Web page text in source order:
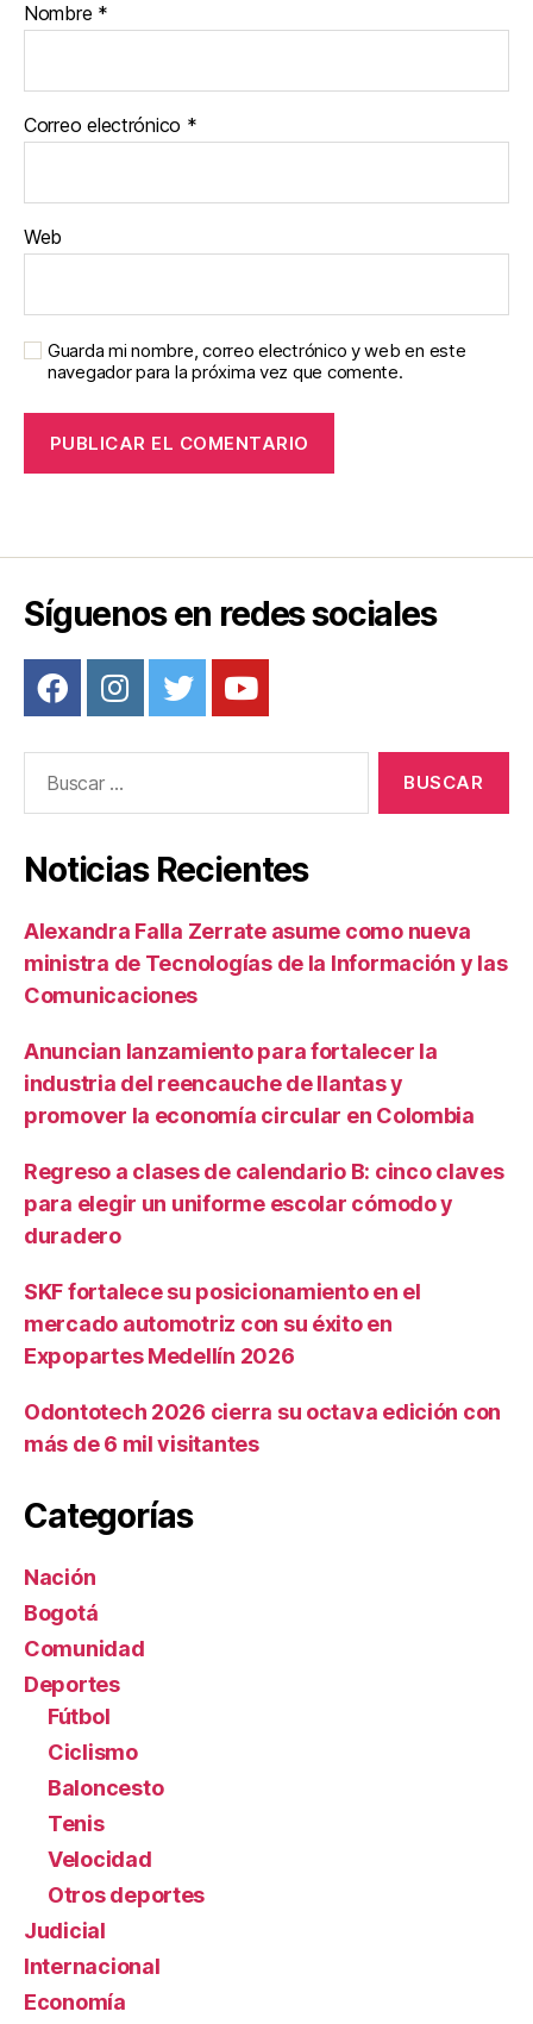
Nombre *
Correo electrónico *
Web
Guarda mi nombre, correo electrónico y web en este
navegador para la próxima vez que comente.
Síguenos en redes sociales
Noticias Recientes
Alexandra Falla Zerrate asume como nueva
ministra de Tecnologías de la Información y las
Comunicaciones
Anuncian lanzamiento para fortalecer la
industria del reencauche de llantas y
promover la economía circular en Colombia
Regreso a clases de calendario B: cinco claves
para elegir un uniforme escolar cómodo y
duradero
SKF fortalece su posicionamiento en el
mercado automotriz con su éxito en
Expopartes Medellín 2026
Odontotech 2026 cierra su octava edición con
más de 6 mil visitantes
Categorías
Nación
Bogotá
Comunidad
Deportes
Fútbol
Ciclismo
Baloncesto
Tenis
Velocidad
Otros deportes
Judicial
Internacional
Economía